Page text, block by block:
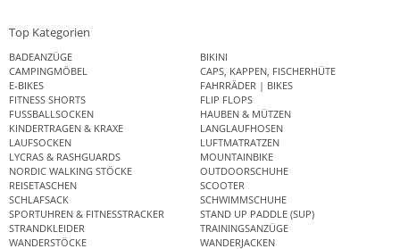
Top Kategorien
BADEANZÜGE
BIKINI
CAMPINGMÖBEL
CAPS, KAPPEN, FISCHERHÜTE
E-BIKES
FAHRRÄDER | BIKES
FITNESS SHORTS
FLIP FLOPS
FUSSBALLSOCKEN
HAUBEN & MÜTZEN
KINDERTRAGEN & KRAXE
LANGLAUFHOSEN
LAUFSOCKEN
LUFTMATRATZEN
LYCRAS & RASHGUARDS
MOUNTAINBIKE
NORDIC WALKING STÖCKE
OUTDOORSCHUHE
REISETASCHEN
SCOOTER
SCHLAFSACK
SCHWIMMSCHUHE
SPORTUHREN & FITNESSTRACKER
STAND UP PADDLE (SUP)
STRANDKLEIDER
TRAININGSANZÜGE
WANDERSTÖCKE
WANDERJACKEN